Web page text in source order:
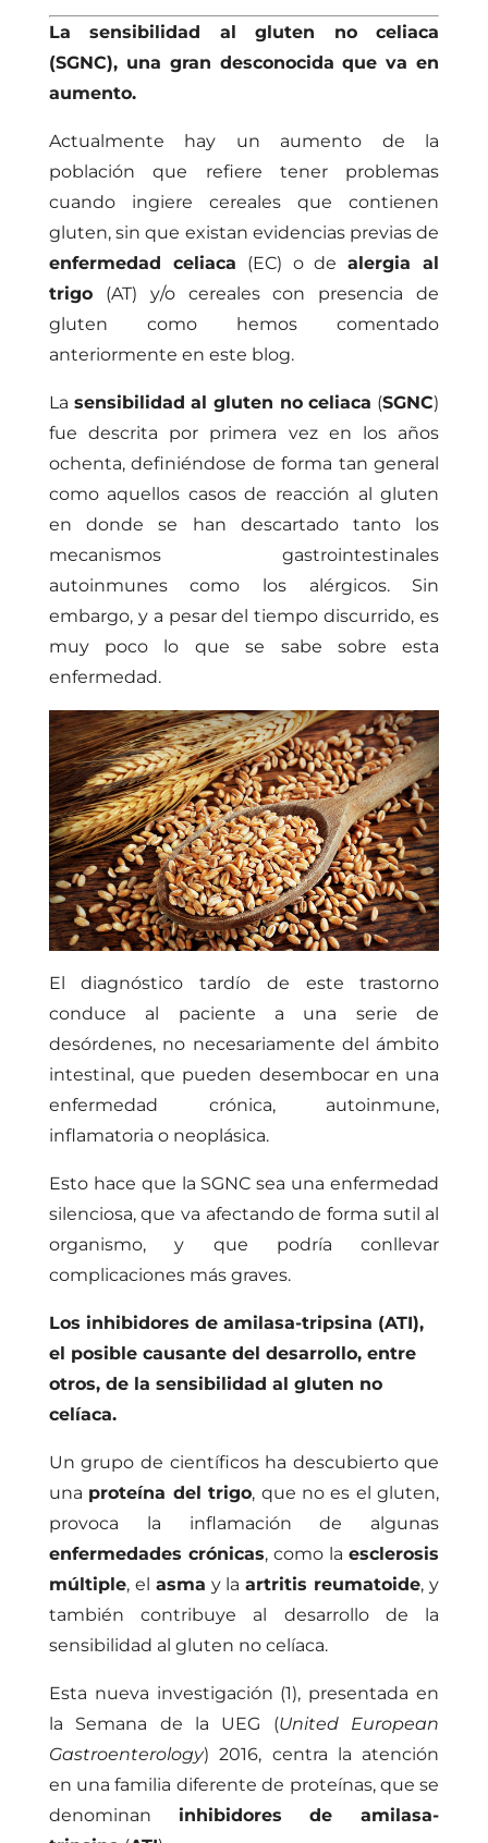
La sensibilidad al gluten no celiaca
(SGNC), una gran desconocida que va en
aumento.
Actualmente hay un aumento de la
población que refiere tener problemas
cuando ingiere cereales que contienen
gluten, sin que existan evidencias previas de
enfermedad celiaca (EC) o dealergia al
trigo(AT) y/o cereales con presencia de
gluten como hemos comentado
anteriormente en este blog.
La sensibilidad al gluten no celiaca (SGNC)
fue descrita por primera vez en los años
ochenta, definiéndose de forma tan general
como aquellos casos de reacción al gluten
en donde se han descartado tanto los
mecanismos gastrointestinales
autoinmunes como los alérgicos. Sin
embargo, y a pesar del tiempo discurrido, es
muy poco lo que se sabe sobre esta
enfermedad.
El diagnóstico tardío de este trastorno
conduce al paciente a una serie de
desórdenes, no necesariamente del ámbito
intestinal, que pueden desembocar en una
enfermedad crónica, autoinmune,
inflamatoria o neoplásica.
Esto hace que la SGNC sea una enfermedad
silenciosa, que va afectando de forma sutil al
organismo, y que podría conllevar
complicaciones más graves.
Los inhibidores de amilasa-tripsina (ATI),
el posible causante del desarrollo, entre
otros, de la sensibilidad al gluten no
celíaca.
Un grupo de científicos ha descubierto que
una proteína del trigo, que no es el gluten,
provoca la inflamación de algunas
enfermedades crónicas, como laesclerosis
múltiple, el asma y laartritis reumatoide, y
también contribuye al desarrollo de la
sensibilidad al gluten no celíaca.
Esta nueva investigación (1), presentada en
la Semana de la UEG (United European
Gastroenterology) 2016, centra la atención
en una familia diferente de proteínas, que se
denominan inhibidores de amilasa-